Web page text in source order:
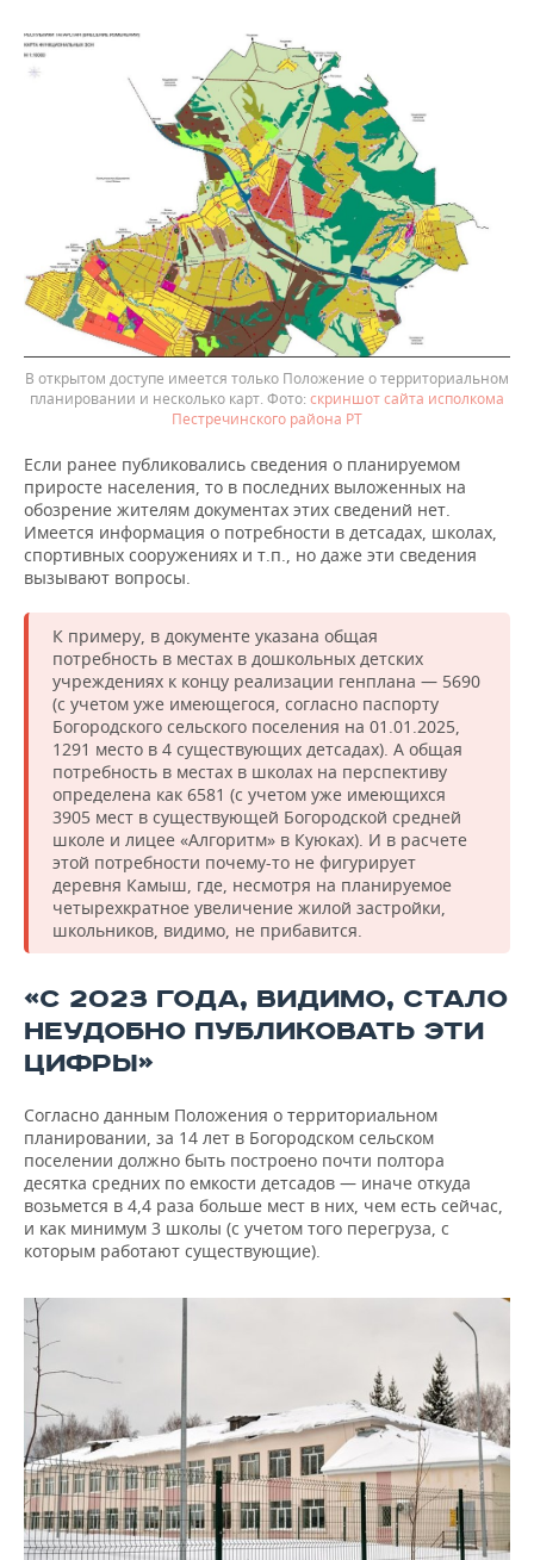
В открытом доступе имеется только Положение о территориальном
планировании и несколько карт.
скриншот сайта исполкома
Пестречинского района РТ
Если ранее публиковались сведения о планируемом
приросте населения, то в последних выложенных на
обозрение жителям документах этих сведений нет.
Имеется информация о потребности в детсадах, школах,
спортивных сооружениях и т.п., но даже эти сведения
вызывают вопросы.
К примеру, в документе указана общая
потребность в местах в дошкольных детских
учреждениях к концу реализации генплана — 5690
(с учетом уже имеющегося, согласно паспорту
Богородского сельского поселения на 01.01.2025,
1291 место в 4 существующих детсадах). А общая
потребность в местах в школах на перспективу
определена как 6581 (с учетом уже имеющихся
3905 мест в существующей Богородской средней
школе и лицее «Алгоритм» в Куюках). И в расчете
этой потребности почему-то не фигурирует
деревня Камыш, где, несмотря на планируемое
четырехкратное увеличение жилой застройки,
школьников, видимо, не прибавится.
«С 2023 ГОДА, ВИДИМО, СТАЛО
НЕУДОБНО ПУБЛИКОВАТЬ ЭТИ
ЦИФРЫ»
Согласно данным Положения о территориальном
планировании, за 14 лет в Богородском сельском
поселении должно быть построено почти полтора
десятка средних по емкости детсадов — иначе откуда
возьмется в 4,4 раза больше мест в них, чем есть сейчас,
и как минимум 3 школы (с учетом того перегруза, с
которым работают существующие).